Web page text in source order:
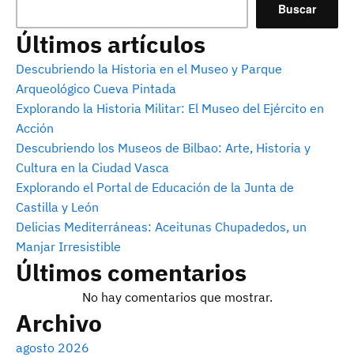
Buscar
Últimos artículos
Descubriendo la Historia en el Museo y Parque
Arqueológico Cueva Pintada
Explorando la Historia Militar: El Museo del Ejército en
Acción
Descubriendo los Museos de Bilbao: Arte, Historia y
Cultura en la Ciudad Vasca
Explorando el Portal de Educación de la Junta de
Castilla y León
Delicias Mediterráneas: Aceitunas Chupadedos, un
Manjar Irresistible
Últimos comentarios
No hay comentarios que mostrar.
Archivo
agosto 2026